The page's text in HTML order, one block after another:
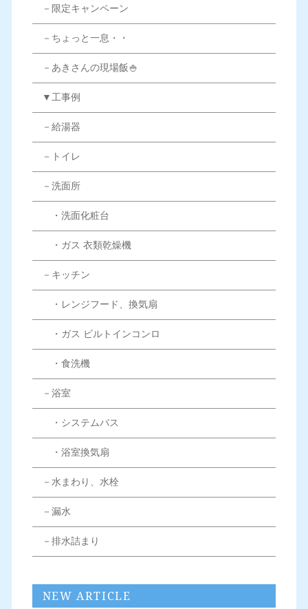
－限定キャンペーン
－ちょっと一息・・
－あきさんの現場飯🍚
▼工事例
－給湯器
－トイレ
－洗面所
・洗面化粧台
・ガス 衣類乾燥機
－キッチン
・レンジフード、換気扇
・ガス ビルトインコンロ
・食洗機
－浴室
・システムバス
・浴室換気扇
－水まわり、水栓
－漏水
－排水詰まり
NEW ARTICLE